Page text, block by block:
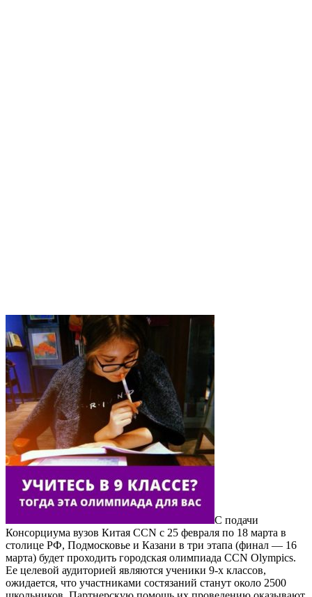
С подачи
Консорциума вузов Китая CCN с 25 февраля по 18 марта в
столице РФ, Подмосковье и Казани в три этапа (финал — 16
марта) будет проходить городская олимпиада ССN Olympics.
Ее целевой аудиторией являются ученики 9-х классов,
ожидается, что участниками состязаний станут около 2500